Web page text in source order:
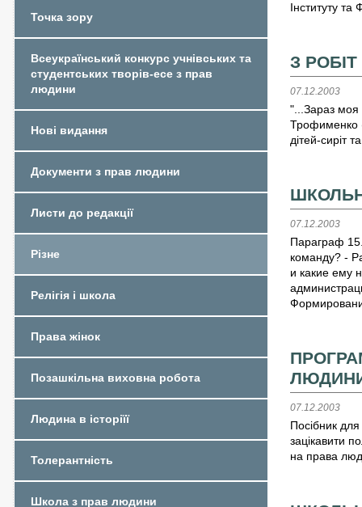
Інституту
З
07.12.2003
"...Зараз моя
Трофименко
дітей-сиріт
07.12.2003
Параграф
команду? -
и какие ему
07.12.2003
Посібник
зацікавити
на права
Точка зору
Всеукраїнський конкурс учнівських та
студентських творів-есе з прав
людини
Нові видання
Документи з прав людини
Листи до редакції
Різне
Релігія і школа
Права жінок
Позашкільна виховна робота
Людина в історіїї
Толерантність
Школа з прав людини